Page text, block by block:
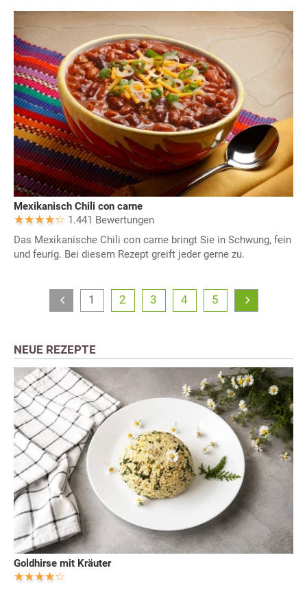
Mexikanisch Chili con carne
1.441 Bewertungen
Das Mexikanische Chili con carne bringt Sie in Schwung, fein
und feurig. Bei diesem Rezept greift jeder gerne zu.
1 2 3 4 5
NEUE REZEPTE
Goldhirse mit Kräuter